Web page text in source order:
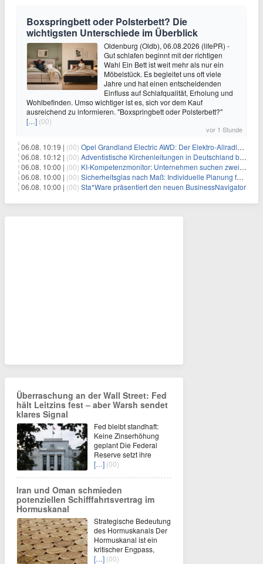
Boxspringbett oder Polsterbett? Die
wichtigsten Unterschiede im Überblick
Oldenburg (Oldb), 06.08.2026 (lifePR) -
Gut schlafen beginnt mit der richtigen
Wahl Ein Bett ist weit mehr als nur ein
Möbelstück. Es begleitet uns oft viele
Jahre und hat einen entscheidenden
Einfluss auf Schlafqualität, Erholung und
Wohlbefinden. Umso wichtiger ist es, sich vor dem Kauf
ausreichend zu informieren. "Boxspringbett oder Polsterbett?"
[…] (00)
vor 1 Stunde
06.08. 10:19 | (00) Opel Grandland Electric AWD: Der Elektro-Allradler als zugkräftiges Wohnwagen-Gespann
06.08. 10:12 | (00) Adventistische Kirchenleitungen in Deutschland bekräftigen ihre „Stellungnahme zur gesellschaftlichen Situation“
06.08. 10:00 | (00) KI-Kompetenzmonitor: Unternehmen suchen zwei Drittel mehr KI-Experten
06.08. 10:00 | (00) Sicherheitsglas nach Maß: Individuelle Planung für anspruchsvolle Sicherheitsanforderungen
06.08. 10:00 | (00) Sta*Ware präsentiert den neuen BusinessNavigator
Überraschung an der Wall Street: Fed
hält Leitzins fest – aber Warsh sendet
klares Signal
Fed bleibt standhaft:
Keine Zinserhöhung
geplant Die Federal
Reserve setzt ihre
[…] (00)
Iran und Oman schmieden
potenziellen Schifffahrtsvertrag im
Hormuskanal
Strategische Bedeutung
des Hormuskanals Der
Hormuskanal ist ein
kritischer Engpass,
[…] (00)